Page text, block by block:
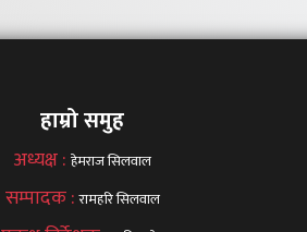
हाम्रो समुह
अध्यक्ष :हेमराज सिलवाल
सम्पादक :रामहरि सिलवाल